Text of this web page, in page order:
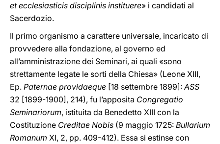
et ecclesiasticis disciplinis instituere» i candidati al
Sacerdozio.
Il primo organismo a carattere universale, incaricato di
provvedere alla fondazione, al governo ed
all’amministrazione dei Seminari, ai quali «sono
strettamente legate le sorti della Chiesa» (Leone XIII,
Ep. Paternae providaeque [18 settembre 1899]:ASS
32 [1899-1900], 214), fu l’apposita Congregatio
Seminariorum, istituita da Benedetto XIII con la
Costituzione Creditae Nobis (9 maggio 1725: Bullarium
Romanum XI, 2, pp. 409-412). Essa si estinse con